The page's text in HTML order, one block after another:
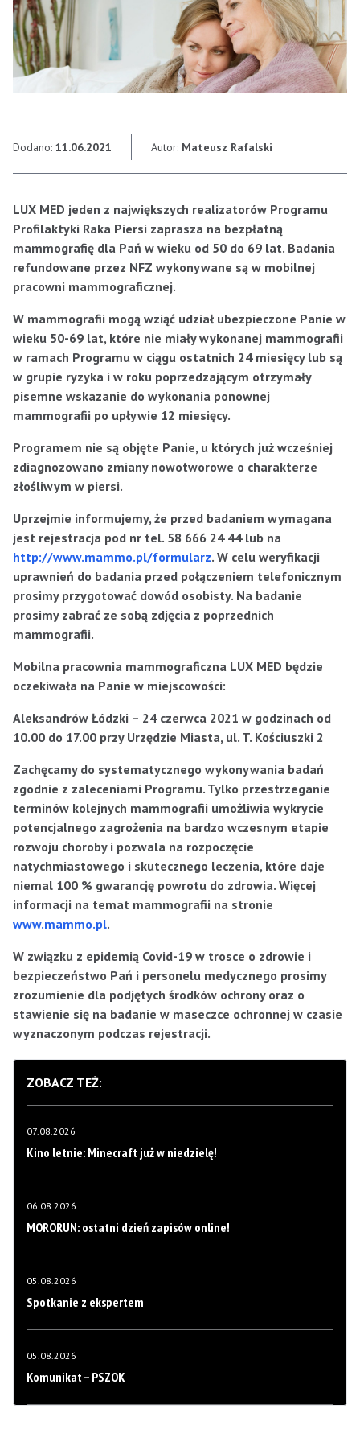
Dodano: 11.06.2021 Autor: Mateusz Rafalski
LUX MED jeden z największych realizatorów Programu
Profilaktyki Raka Piersi zaprasza na bezpłatną
mammografię dla Pań w wieku od 50 do 69 lat. Badania
refundowane przez NFZ wykonywane są w mobilnej
pracowni mammograficznej.
W mammografii mogą wziąć udział ubezpieczone Panie w
wieku 50-69 lat, które nie miały wykonanej mammografii
w ramach Programu w ciągu ostatnich 24 miesięcy lub są
w grupie ryzyka i w roku poprzedzającym otrzymały
pisemne wskazanie do wykonania ponownej
mammografii po upływie 12 miesięcy.
Programem nie są objęte Panie, u których już wcześniej
zdiagnozowano zmiany nowotworowe o charakterze
złośliwym w piersi.
Uprzejmie informujemy, że przed badaniem wymagana
jest rejestracja pod nr tel. 58 666 24 44 lub na
http://www.mammo.pl/formularz. W celu weryfikacji
uprawnień do badania przed połączeniem telefonicznym
prosimy przygotować dowód osobisty. Na badanie
prosimy zabrać ze sobą zdjęcia z poprzednich
mammografii.
Mobilna pracownia mammograficzna LUX MED będzie
oczekiwała na Panie w miejscowości:
Aleksandrów Łódzki – 24 czerwca 2021 w godzinach od
10.00 do 17.00 przy Urzędzie Miasta, ul. T. Kościuszki 2
Zachęcamy do systematycznego wykonywania badań
zgodnie z zaleceniami Programu. Tylko przestrzeganie
terminów kolejnych mammografii umożliwia wykrycie
potencjalnego zagrożenia na bardzo wczesnym etapie
rozwoju choroby i pozwala na rozpoczęcie
natychmiastowego i skutecznego leczenia, które daje
niemal 100 % gwarancję powrotu do zdrowia. Więcej
informacji na temat mammografii na stronie
www.mammo.pl.
W związku z epidemią Covid-19 w trosce o zdrowie i
bezpieczeństwo Pań i personelu medycznego prosimy
zrozumienie dla podjętych środków ochrony oraz o
stawienie się na badanie w maseczce ochronnej w czasie
wyznaczonym podczas rejestracji.
ZOBACZ TEŻ:
07.08.2026
Kino letnie: Minecraft już w niedzielę!
06.08.2026
MORORUN: ostatni dzień zapisów online!
05.08.2026
Spotkanie z ekspertem
05.08.2026
Komunikat – PSZOK